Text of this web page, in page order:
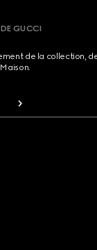
GUCCI
de la collection,